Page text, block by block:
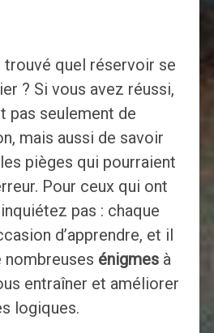
trouvé quel réservoir se
? Si vous avez réussi,
pas seulement de
mais aussi de savoir
pièges qui pourraient
Pour ceux qui ont
pas : chaque
d’apprendre, et il
énigmesà
entraîner et améliorer
logiques.